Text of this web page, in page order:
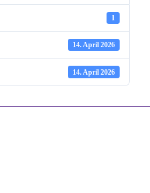
1
14. April 2026
14. April 2026